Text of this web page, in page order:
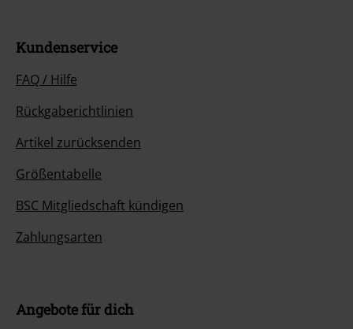
Kundenservice
FAQ / Hilfe
Rückgaberichtlinien
Artikel zurücksenden
Größentabelle
BSC Mitgliedschaft kündigen
Zahlungsarten
Angebote für dich